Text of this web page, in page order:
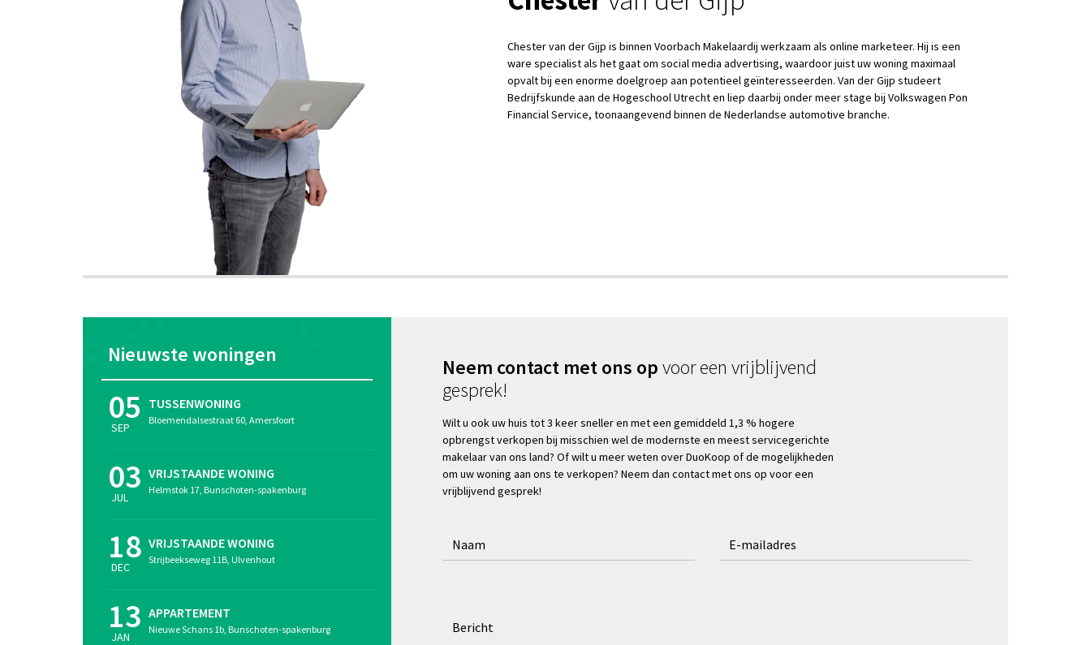
Chester van der Gijp is binnen Voorbach Makelaardij werkzaam als online marketeer. Hij is een
ware specialist als het gaat om social media advertising, waardoor juist uw woning maximaal
opvalt bij een enorme doelgroep aan potentieel geïnteresseerden. Van der Gijp studeert
Bedrijfskunde aan de Hogeschool Utrecht en liep daarbij onder meer stage bij Volkswagen Pon
Financial Service, toonaangevend binnen de Nederlandse automotive branche.
Nieuwste woningen
05
SEP
TUSSENWONING
Bloemendalsestraat 60, Amersfoort
03
JUL
VRIJSTAANDE WONING
Helmstok 17, Bunschoten-spakenburg
18
DEC
VRIJSTAANDE WONING
Strijbeekseweg 11B, Ulvenhout
13
JAN
APPARTEMENT
Nieuwe Schans 1b, Bunschoten-spakenburg
Neem contact met ons opvoor een vrijblijvend
gesprek!
Wilt u ook uw huis tot 3 keer sneller en met een gemiddeld 1,3 % hogere
opbrengst verkopen bij misschien wel de modernste en meest servicegerichte
makelaar van ons land? Of wilt u meer weten over DuoKoop of de mogelijkheden
om uw woning aan ons te verkopen? Neem dan contact met ons op voor een
vrijblijvend gesprek!